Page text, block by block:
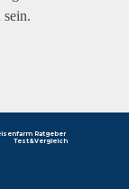
sein.
Ratgeber
Test&Vergleich